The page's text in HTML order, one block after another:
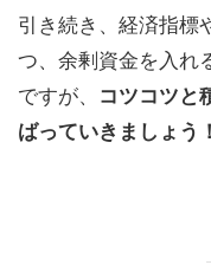
引き続き、経済指標
つ、余剰資金を入れ
ですが、 コツコツと
ばっていきましょう！